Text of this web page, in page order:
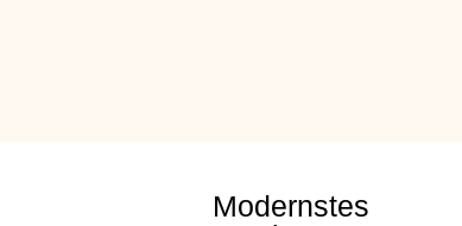
Modernstes